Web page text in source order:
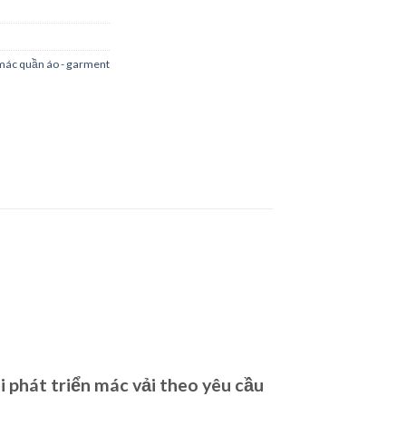
quần áo - garment
phát triển mác vải theo yêu cầu